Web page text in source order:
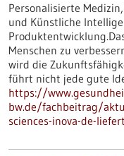
Personalisierte
und Künstliche
Menschen zu
wird die
führt nicht jede gute
https://
bw.de/fachbeitrag/
sciences-inova-de-